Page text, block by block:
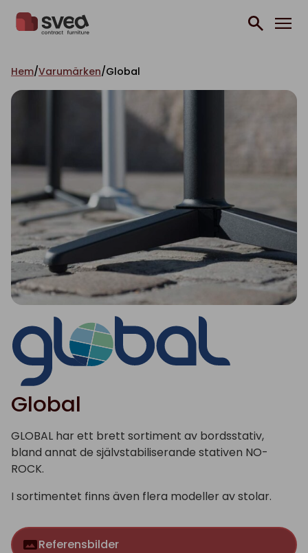
Hem/Varumärken/Global
Global
GLOBAL har ett brett sortiment av bordsstativ,
bland annat de självstabiliserande stativen NO-
ROCK.
I sortimentet finns även flera modeller av stolar.
Referensbilder